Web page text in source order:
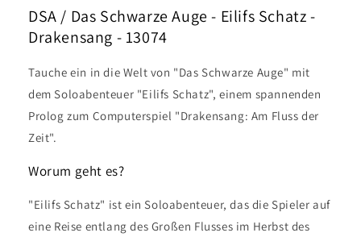
DSA / Das Schwarze Auge - Eilifs Schatz -
Drakensang - 13074
Tauche ein in die Welt von "Das Schwarze Auge" mit
dem Soloabenteuer "Eilifs Schatz", einem spannenden
Prolog zum Computerspiel "Drakensang: Am Fluss der
Zeit".
Worum geht es?
"Eilifs Schatz" ist ein Soloabenteuer, das die Spieler auf
eine Reise entlang des Großen Flusses im Herbst des